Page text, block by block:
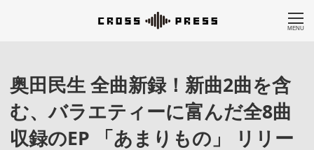
MENU
奥田民生 全曲新録！新曲2曲を含
む、バラエティーに富んだ全8曲
収録のEP 「あまりもの」 リリー